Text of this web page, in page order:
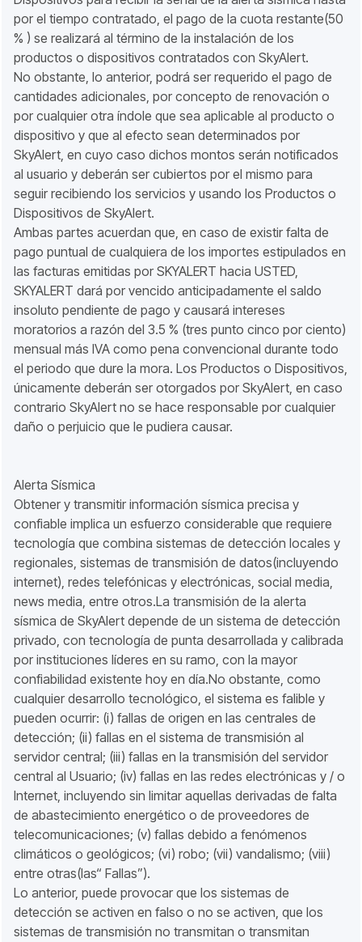
por el tiempo contratado, el pago de la cuota restante(50
% ) se realizará al término de la instalación de los
productos o dispositivos contratados con SkyAlert.
No obstante, lo anterior, podrá ser requerido el pago de
cantidades adicionales, por concepto de renovación o
por cualquier otra índole que sea aplicable al producto o
dispositivo y que al efecto sean determinados por
SkyAlert, en cuyo caso dichos montos serán notificados
al usuario y deberán ser cubiertos por el mismo para
seguir recibiendo los servicios y usando los Productos o
Dispositivos de SkyAlert.
Ambas partes acuerdan que, en caso de existir falta de
pago puntual de cualquiera de los importes estipulados en
las facturas emitidas por SKYALERT hacia USTED,
SKYALERT dará por vencido anticipadamente el saldo
insoluto pendiente de pago y causará intereses
moratorios a razón del 3.5 % (tres punto cinco por ciento)
mensual más IVA como pena convencional durante todo
el periodo que dure la mora. Los Productos o Dispositivos,
únicamente deberán ser otorgados por SkyAlert, en caso
contrario SkyAlert no se hace responsable por cualquier
daño o perjuicio que le pudiera causar.
Alerta Sísmica
Obtener y transmitir información sísmica precisa y
confiable implica un esfuerzo considerable que requiere
tecnología que combina sistemas de detección locales y
regionales, sistemas de transmisión de datos(incluyendo
internet), redes telefónicas y electrónicas, social media,
news media, entre otros.La transmisión de la alerta
sísmica de SkyAlert depende de un sistema de detección
privado, con tecnología de punta desarrollada y calibrada
por instituciones líderes en su ramo, con la mayor
confiabilidad existente hoy en día.No obstante, como
cualquier desarrollo tecnológico, el sistema es falible y
pueden ocurrir: (i) fallas de origen en las centrales de
detección; (ii) fallas en el sistema de transmisión al
servidor central; (iii) fallas en la transmisión del servidor
central al Usuario; (iv) fallas en las redes electrónicas y / o
Internet, incluyendo sin limitar aquellas derivadas de falta
de abastecimiento energético o de proveedores de
telecomunicaciones; (v) fallas debido a fenómenos
climáticos o geológicos; (vi) robo; (vii) vandalismo; (viii)
entre otras(las“ Fallas”).
Lo anterior, puede provocar que los sistemas de
detección se activen en falso o no se activen, que los
sistemas de transmisión no transmitan o transmitan